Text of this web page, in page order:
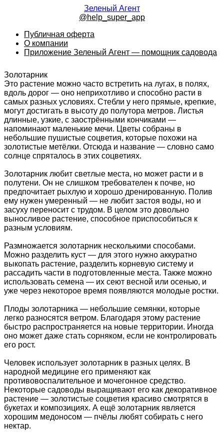
Зеленый Агент
@help_super_app
Публичная оферта
О компании
Приложение Зеленый Агент — помощник садовода
Золотарник
Это растение можно часто встретить на лугах, в полях,
вдоль дорог — оно неприхотливо и способно расти в
самых разных условиях. Стебли у него прямые, крепкие,
могут достигать в высоту до полутора метров. Листья
длинные, узкие, с заострёнными кончиками —
напоминают маленькие мечи. Цветы собраны в
небольшие пушистые соцветия, которые похожи на
золотистые метёлки. Отсюда и название — словно само
солнце спряталось в этих соцветиях.
Золотарник любит светлые места, но может расти и в
полутени. Он не слишком требователен к почве, но
предпочитает рыхлую и хорошо дренированную. Полив
ему нужен умеренный — не любит застоя воды, но и
засуху переносит с трудом. В целом это довольно
выносливое растение, способное приспособиться к
разным условиям.
Размножается золотарник несколькими способами.
Можно разделить куст — для этого нужно аккуратно
выкопать растение, разделить корневую систему и
рассадить части в подготовленные места. Также можно
использовать семена — их сеют весной или осенью, и
уже через некоторое время появляются молодые ростки.
Плоды золотарника — небольшие семянки, которые
легко разносятся ветром. Благодаря этому растение
быстро распространяется на новые территории. Иногда
оно может даже стать сорняком, если не контролировать
его рост.
Человек использует золотарник в разных целях. В
народной медицине его применяют как
противовоспалительное и мочегонное средство.
Некоторые садоводы выращивают его как декоративное
растение — золотистые соцветия красиво смотрятся в
букетах и композициях. А ещё золотарник является
хорошим медоносом — пчёлы любят собирать с него
нектар.